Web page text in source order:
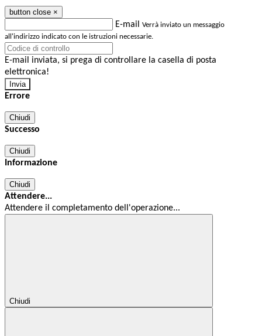
button close ×
E-mail Verrà inviato un messaggio
all'indirizzo indicato con le istruzioni necessarie.
E-mail inviata, si prega di controllare la casella di posta
elettronica!
Errore
Chiudi
Successo
Chiudi
Informazione
Chiudi
Attendere...
Attendere il completamento dell'operazione...
Chiudi